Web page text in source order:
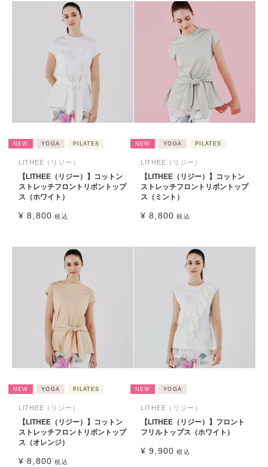
NEW YOGA PILATES
LITHEE（リジー）
【LITHEE（リジー）】コットン
ストレッチフロントリボントップ
ス（ホワイト）
¥ 8,800 税込
NEW YOGA PILATES
LITHEE（リジー）
【LITHEE（リジー）】コットン
ストレッチフロントリボントップ
ス（ミント）
¥ 8,800 税込
NEW YOGA PILATES
LITHEE（リジー）
【LITHEE（リジー）】コットン
ストレッチフロントリボントップ
ス（オレンジ）
¥ 8,800 税込
NEW YOGA
LITHEE（リジー）
【LITHEE（リジー）】フロント
フリルトップス（ホワイト）
¥ 9,900 税込